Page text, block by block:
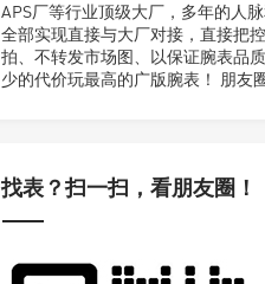
APS厂等行业顶级大厂，多年的人脉
全部实现直接与大厂对接，直接把
拍、不转发市场图、以保证腕表品
少的代价玩最高的广版腕表！ 朋友
找表？扫一扫，看朋友圈！